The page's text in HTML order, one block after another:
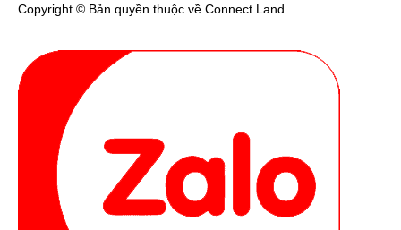
Copyright © Bản quyền thuộc về Connect Land